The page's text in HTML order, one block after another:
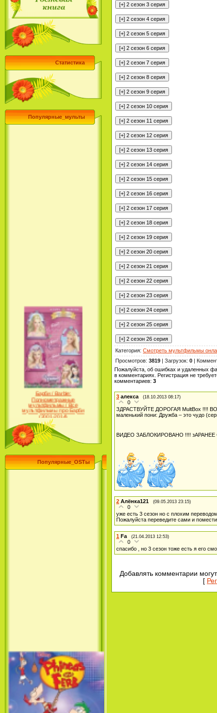
Статистика
Популярные_мульты
Барби / Barbie:
Полнометражные
мультфильмы / Все
мультфильмы про Барби
(2001-2014)
Фархат: Принц Персии /
Популярные_OSTы
Категория: Смотреть мультфильмы
Просмотров: 3819 | Загрузок: 0 |
Пожалуйста, об ошибках и удаленных
в комментариях. Регистрация не
комментариев: 3
3 алекса (18.10.2013 08:17)
0
ЗДРАСТВУЙТЕ ДОРОГАЯ MultBox
маленький пони: Дружба – это чудо
ВИДЕО ЗАБЛОКИРОВАНО !!!!
2 Алёнка121 (09.05.2013 23:15)
0
уже есть 3 сезон но с плохим
Пожалуйста переведите сами и
1 Fa (21.04.2013 12:53)
0
спасибо , но 3 сезон тоже есть я его
Добавлять комментарии
[